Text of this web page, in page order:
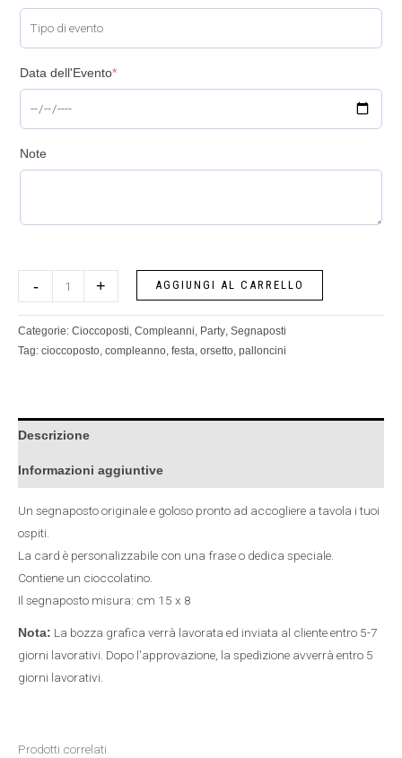
Data dell'Evento*
Note
- + AGGIUNGI AL CARRELLO
Categorie: Cioccoposti, Compleanni, Party, Segnaposti
Tag: cioccoposto, compleanno, festa, orsetto, palloncini
Descrizione
Informazioni aggiuntive
Un segnaposto originale e goloso pronto ad accogliere a tavola i tuoi
ospiti.
La card è personalizzabile con una frase o dedica speciale.
Contiene un cioccolatino.
Il segnaposto misura: cm 15 x 8
Nota: La bozza grafica verrà lavorata ed inviata al cliente entro 5-7
giorni lavorativi. Dopo l'approvazione, la spedizione avverrà entro 5
giorni lavorativi.
Prodotti correlati